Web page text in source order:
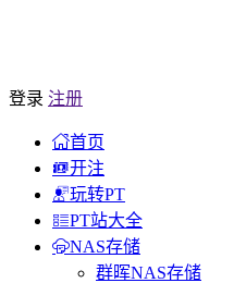
登录 注册
首页
开注
玩转PT
PT站大全
NAS存储
群晖NAS存储